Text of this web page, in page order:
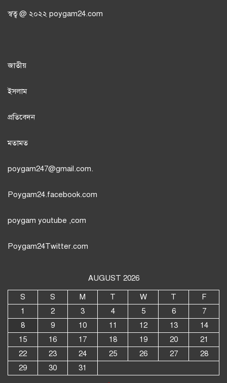
স্বত্ব @ ২০২২ poygam24.com
জাতীয়
ইসলাম
প্রতিবেদন
মতামত
poygam247@gmail.com.
Poygam24.facebook.com
poygam youtube ,com
Poygam24Twitter.com
AUGUST 2026
S S M T W T
F
1
2 3 4 5 6
7
8
9 10 11 12 13
14
15
16 17 18 19 20
21
22
23 24 25 26 27
28
29
30
31